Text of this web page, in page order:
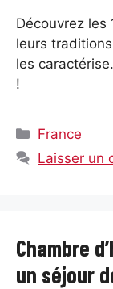
Découvrez les
leurs
les
!
Catégories
France
Laisser un
Chambre
un séjour